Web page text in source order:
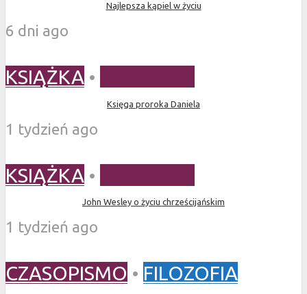
Najlepsza kąpiel w życiu
6 dni ago
KSIĄŻKA •
Księga proroka Daniela
1 tydzień ago
KSIĄŻKA •
John Wesley o życiu chrześcijańskim
1 tydzień ago
CZASOPISMO • FILOZOFIA